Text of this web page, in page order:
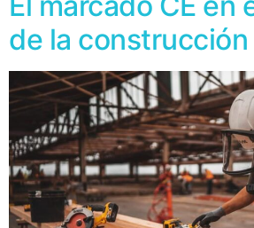
de la construcción